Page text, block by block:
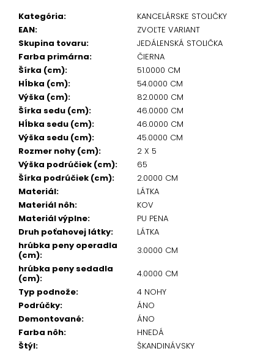
Kategória:
KANCELÁRSKE STOLIČKY
EAN:
ZVOĽTE VARIANT
Skupina tovaru:
JEDÁLENSKÁ STOLIČKA
Farba primárna:
ČIERNA
Šírka (cm):
51.0000 CM
Hĺbka (cm):
54.0000 CM
Výška (cm):
82.0000 CM
Šírka sedu (cm):
46.0000 CM
Hĺbka sedu (cm):
46.0000 CM
Výška sedu (cm):
45.0000 CM
Rozmer nohy (cm):
2 X 5
Výška podrúčiek (cm):
65
Šírka podrúčiek (cm):
2.0000 CM
Materiál:
LÁTKA
Materiál nôh:
KOV
Materiál výplne:
PU PENA
Druh poťahovej látky:
LÁTKA
hrúbka peny operadla
(cm):
3.0000 CM
hrúbka peny sedadla
(cm):
4.0000 CM
Typ podnože:
4 NOHY
Podrúčky:
ÁNO
Demontované:
ÁNO
Farba nôh:
HNEDÁ
Štýl: ŠKANDINÁVSKY